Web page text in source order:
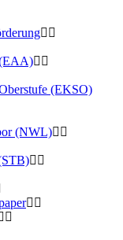
(EKSO)
(NWL)